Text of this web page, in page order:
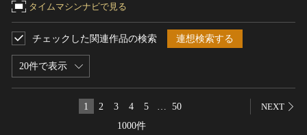
タイムマシンナビで見る
20件で表示
チェックした関連作品の検索 連想検索する
1000件
1 2 3 4 5 50 NEXT
港町
農・山村集落
その他
文化財保存技術
美術工芸品